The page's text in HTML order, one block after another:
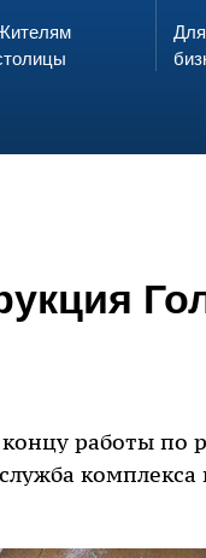
Для
работы по
комплекса